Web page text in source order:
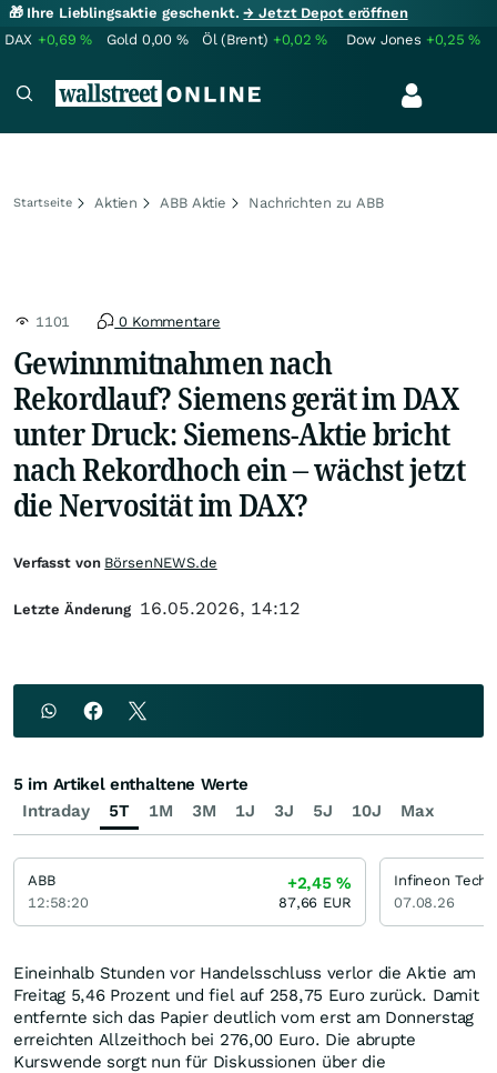
🎁 Ihre Lieblingsaktie geschenkt.→ Jetzt Depot eröffnen
DAX +0,69% Gold 0,00 % Öl (Brent) +0,02% Dow Jones +0,25%
Startseite Aktien ABB Aktie Nachrichten zu ABB
1101 0 Kommentare
Gewinnmitnahmen nach
Rekordlauf? Siemens gerät im DAX
unter Druck: Siemens-Aktie bricht
nach Rekordhoch ein – wächst jetzt
die Nervosität im DAX?
Eineinhalb Stunden vor Handelsschluss verlor die Aktie am
Freitag 5,46 Prozent und fiel auf 258,75 Euro zurück. Damit
entfernte sich das Papier deutlich vom erst am Donnerstag
erreichten Allzeithoch bei 276,00 Euro. Die abrupte
Kurswende sorgt nun für Diskussionen über die
Verfasst von BörsenNEWS.de
Letzte Änderung 16.05.2026, 14:12
Intraday 5T 1M 3M 1J 3J 5J 10J Max
5 im Artikel enthaltene Werte
ABB
12:58:20
+2,45%
87,66 EUR
Infineon
07.08.26